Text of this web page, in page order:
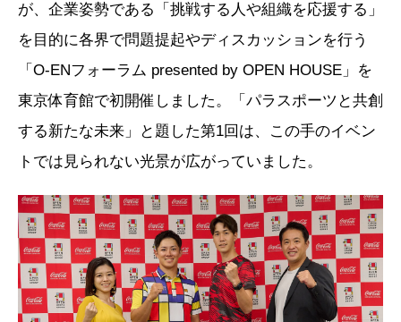
が、企業姿勢である「挑戦する人や組織を応援する」
を目的に各界で問題提起やディスカッションを行う
「O-ENフォーラム presented by OPEN HOUSE」を
東京体育館で初開催しました。「パラスポーツと共創
する新たな未来」と題した第1回は、この手のイベン
トでは見られない光景が広がっていました。